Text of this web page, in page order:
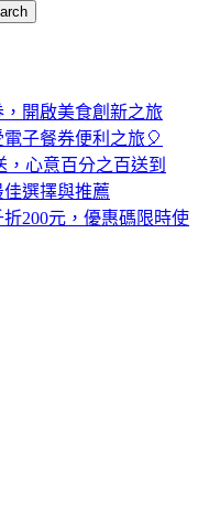
開啟美食創新之旅
子餐券便利之旅🎈
心意百分之百送到
選擇與推薦
200元，優惠碼限時使